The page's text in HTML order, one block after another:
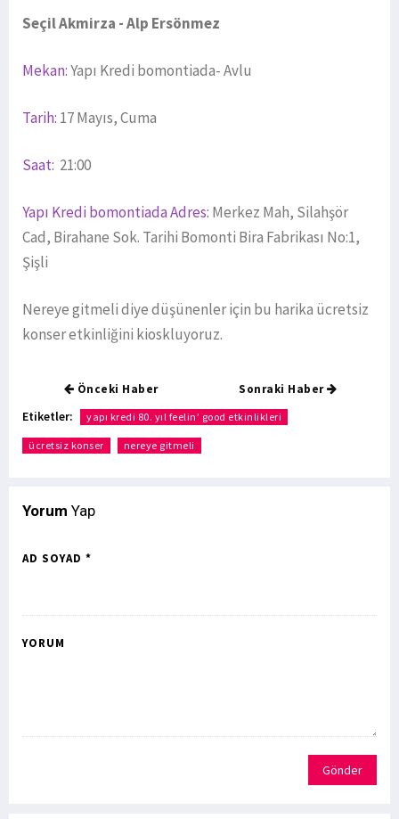
Seçil Akmirza - Alp Ersönmez
Mekan:Yapı Kredi bomontiada- Avlu
Tarih: 17 Mayıs, Cuma
Saat: 21:00
Yapı Kredi bomontiada Adres: Merkez Mah, Silahşör
Cad, Birahane Sok. Tarihi Bomonti Bira Fabrikası No:1,
Şişli
Nereye gitmeli diye düşünenler için bu harika ücretsiz
konser etkinliğini kioskluyoruz.
Önceki Haber Sonraki Haber
Etiketler: yapı kredi 80. yıl feelin’ good etkinlikleri
ücretsiz konser nereye gitmeli
Yorum Yap
AD SOYAD *
YORUM
Gönder